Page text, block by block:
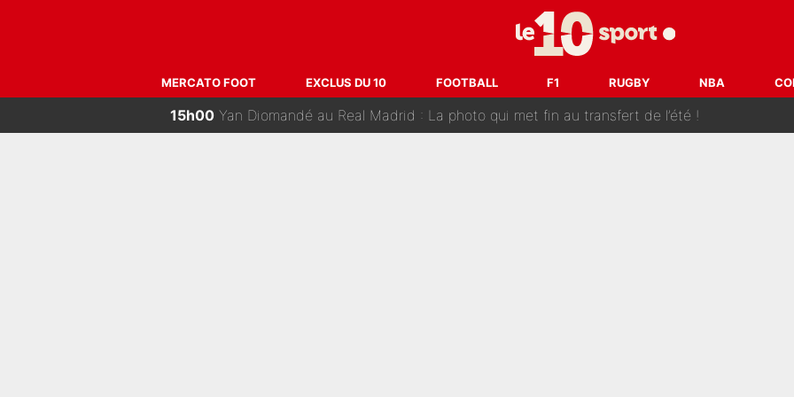
MERCATO FOOT EXCLUS DU 10 FOOTBALL F1 RUGBY NBA
15h00 Yan Diomandé au Real Madrid : La photo qui met fin au transfert de l’été !